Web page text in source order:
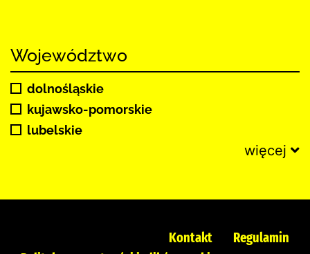
Województwo
dolnośląskie
kujawsko-pomorskie
lubelskie
więcej
Kontakt
Regulamin